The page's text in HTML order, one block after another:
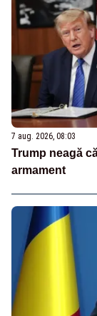
7 aug. 2026, 08:03
Trump neagă
armament